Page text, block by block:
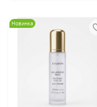
Новинка